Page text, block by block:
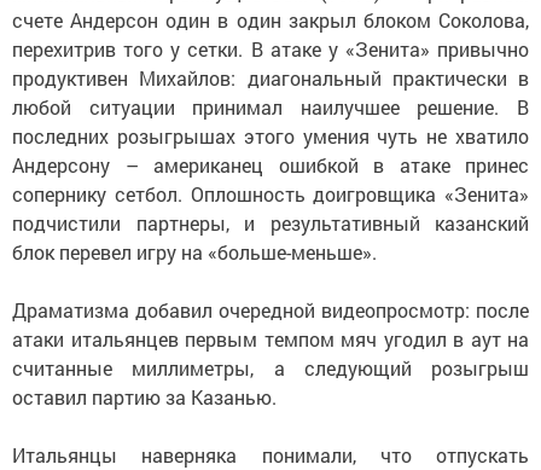
счете Андерсон один в один закрыл блоком Соколова,
перехитрив того у сетки. В атаке у «Зенита» привычно
продуктивен Михайлов: диагональный практически в
любой ситуации принимал наилучшее решение. В
последних розыгрышах этого умения чуть не хватило
Андерсону – американец ошибкой в атаке принес
сопернику сетбол. Оплошность доигровщика «Зенита»
подчистили партнеры, и результативный казанский
блок перевел игру на «больше-меньше».
Драматизма добавил очередной видеопросмотр: после
атаки итальянцев первым темпом мяч угодил в аут на
считанные миллиметры, а следующий розыгрыш
оставил партию за Казанью.
Итальянцы наверняка понимали, что отпускать